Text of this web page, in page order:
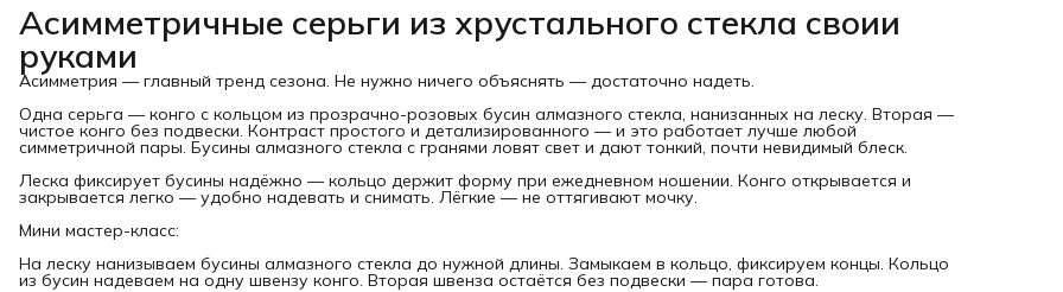
Асимметричные серьги из хрустального стекла своии
руками
Асимметрия — главный тренд сезона. Не нужно ничего объяснять — достаточно надеть.
Одна серьга — конго с кольцом из прозрачно-розовых бусин алмазного стекла, нанизанных на леску. Вторая —
чистое конго без подвески. Контраст простого и детализированного — и это работает лучше любой
симметричной пары. Бусины алмазного стекла с гранями ловят свет и дают тонкий, почти невидимый блеск.
Леска фиксирует бусины надёжно — кольцо держит форму при ежедневном ношении. Конго открывается и
закрывается легко — удобно надевать и снимать. Лёгкие — не оттягивают мочку.
Мини мастер-класс:
На леску нанизываем бусины алмазного стекла до нужной длины. Замыкаем в кольцо, фиксируем концы. Кольцо
из бусин надеваем на одну швензу конго. Вторая швенза остаётся без подвески — пара готова.